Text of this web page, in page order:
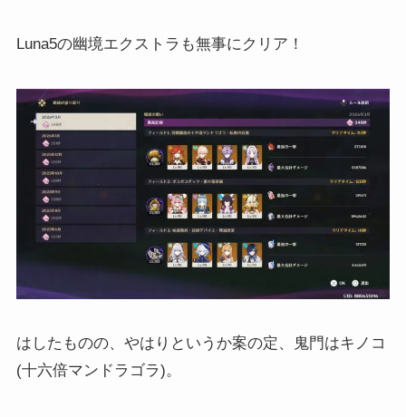
Luna5の幽境エクストラも無事にクリア！
はしたものの、やはりというか案の定、鬼門はキノコ
(十六倍マンドラゴラ)。